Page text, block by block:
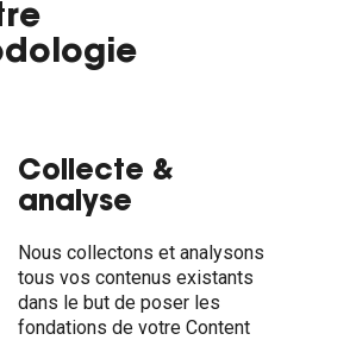
Collecte &
analyse
Nous collectons et analysons
tous vos contenus existants
dans le but de poser les
fondations de votre Content